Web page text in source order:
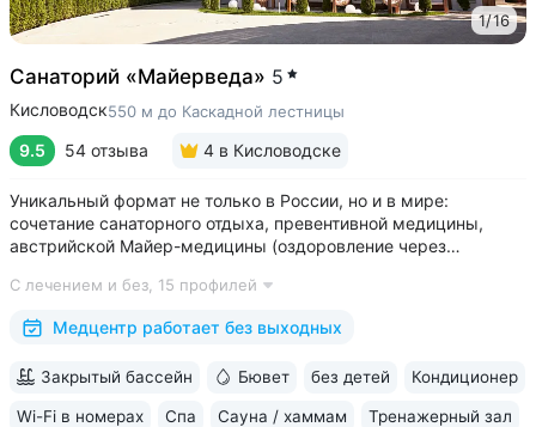
1/16
Санаторий «Майерведа» 5
Кисловодск550 м до Каскадной лестницы
9.5 54 отзыва 4 в Кисловодске
Уникальный формат не только в России, но и в мире:
сочетание санаторного отдыха, превентивной медицины,
австрийской Майер-медицины (оздоровление через
Победитель международной премии The World Luxury Awards.
Премия «Вояж» за лучший велнес-проект...
С лечением и без, 15 профилей
Медцентр работает без выходных
Закрытый бассейн Бювет без детей Кондиционер
Wi-Fi в номерах Спа Сауна / хаммам Тренажерный зал